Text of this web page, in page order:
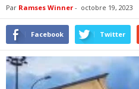
Par Ramses Winner - octobre 19, 2023
Facebook Twitter